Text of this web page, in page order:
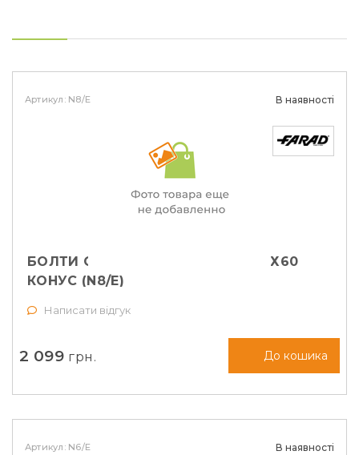
Артикул: N8/E В наявності
БОЛТИ СЕКРЕТНІ FARAD М14Х1,25Х60
КОНУС (N8/E)
Написати відгук
2 099 грн. До кошика
Артикул: N6/E В наявності